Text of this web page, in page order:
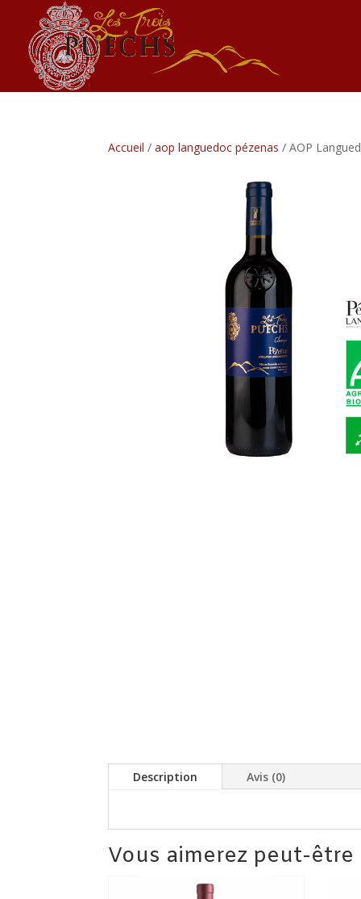
Accueil /aop languedoc pézenas / AOP
Description Avis (0)
Vous aimerez peut-